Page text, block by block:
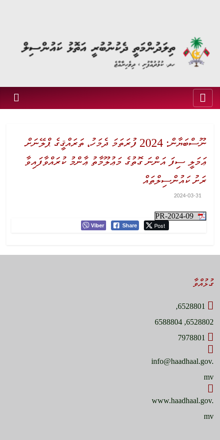
ނޫސްބަޔާން: 2024 ފުރަތަމަ ދެމަހު، ތަރައްޤީގެ ޕްލޭނަށް
ޢަމަލީ ސިފަ އަންނަ ގޮތުގެ މަޢުލޫމާތު ޢާންމު ކުރައްވާފައިވާ
ރަށު ކައުންސިލްތައް
2024-03-31
PR-2024-09
Viber Share Post
ގުޅުއްވާ
6528801,
6528802, 6588804
info@haadhaal.gov.
mv
www.haadhaal.gov.
mv